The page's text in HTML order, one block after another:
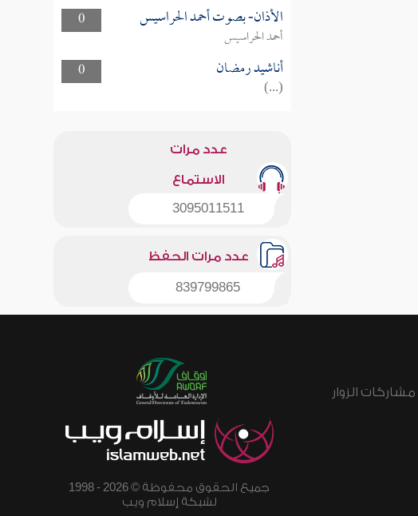
0
الأذان- بصوت أحمد الحراسيس
أحمد الحراسيس
0
أناشيد رمضان
(...)
عدد مرات
الاستماع
3095011511
عدد مرات الحفظ
839799865
مشاركات الزوار
جميع الحقوق محفوظة © 2026 - 1998
لشبكة إسلام ويب